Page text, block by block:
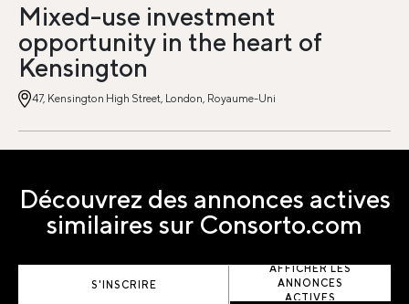
Mixed-use investment
opportunity in the heart of
Kensington
47, Kensington High Street, London, Royaume-Uni
Découvrez des annonces actives
similaires sur Consorto.com
S'INSCRIRE
AFFICHER LES
ANNONCES
ACTIVES